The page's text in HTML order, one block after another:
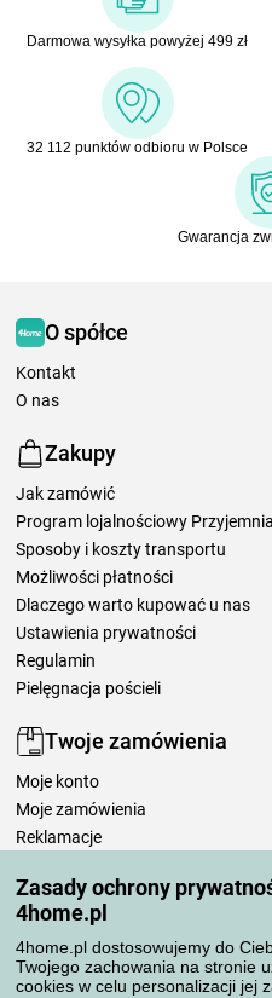
Zasady ochrony
4home.pl
4home.pl dostosowujemy do
Twojego zachowania na stronie
cookies w celu personalizacji jej
Darmowa wysyłka powyżej 499 zł
32 112 punktów odbioru w Polsce
Gwarancja
O spółce
Kontakt
O nas
Zakupy
Jak zamówić
Program lojalnościowy
Sposoby i koszty transportu
Możliwości płatności
Dlaczego warto kupować u nas
Ustawienia prywatności
Regulamin
Pielęgnacja pościeli
Twoje zamówienia
Moje konto
Moje zamówienia
Reklamacje
Zasady przetwarzania recenzji
Sposoby transportu